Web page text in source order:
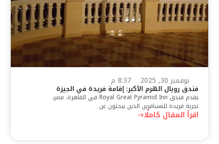
نوفمبر 30, 2025 8:37 م
فندق رويال الهرم الأكبر: إقامة فريدة في الجيزة
يقدم فندق Royal Great Pyramid Inn في القاهرة، مصر،
تجربة فريدة للمسافرين الذين يبحثون عن
اقرأ المقال كاملًا